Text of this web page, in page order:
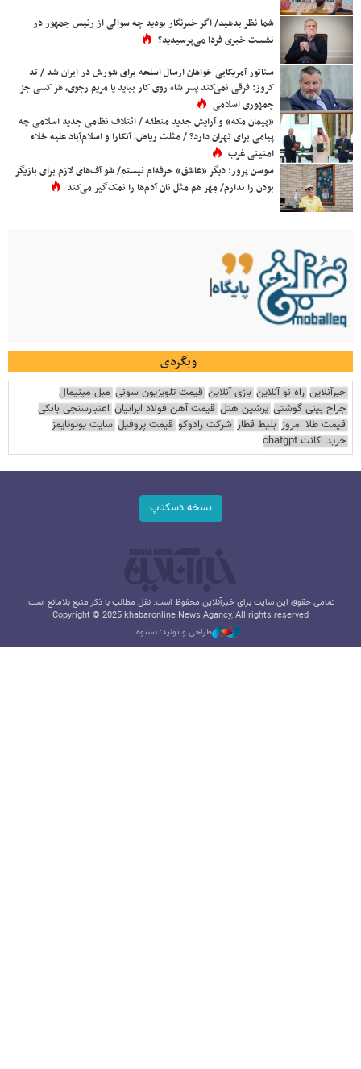
شما نظر بدهید/ اگر خبرنگار بودید چه سوالی از رئیس جمهور در
نشست خبری فردا می‌پرسیدید؟
سناتور آمریکایی خواهان ارسال اسلحه برای شورش در ایران شد / تد
کروز: فرقی نمی‌کند پسر شاه روی کار بیاید یا مریم رجوی، هر کسی جز
جمهوری اسلامی
«پیمان مکه» و آرایش جدید منطقه / ائتلاف نظامی جدید اسلامی چه
پیامی برای تهران دارد؟ / مثلث ریاض، آنکارا و اسلام‌آباد علیه خلاء
امنیتی غرب
سوسن پرور: دیگر «عاشق» حرفه‌ام نیستم/ شو آف‌های لازم برای بازیگر
بودن را ندارم/ مِهر هم مثل نان آدم‌ها را نمک‌گیر می‌کند
وبگردی
خبرآنلاین راه نو آنلاین بازی آنلاین قیمت تلویزیون سونی مبل مینیمال
جراح بینی گوشتی پرشین هتل قیمت آهن فولاد ایرانیان اعتبارسنجی بانکی
قیمت طلا امروز بلیط قطار شرکت رادوکو قیمت پروفیل سایت یوتوتایمز
خرید اکانت chatgpt
نسخه دسکتاپ
تمامی حقوق این سایت برای خبرآنلاین محفوظ است. نقل مطالب با ذکر منبع بلامانع است.
Copyright © 2025 khabaronline News Agancy, All rights reserved
طراحی و تولید: نستوه